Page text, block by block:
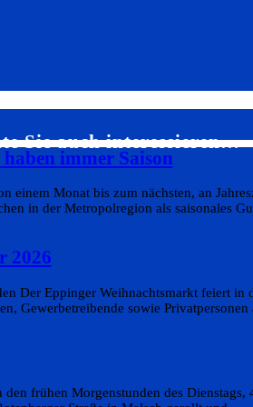
Sie auch interessieren…
immer Saison
Monat bis zum nächsten, an
in der Metropolregion als saisonales
2026
Der Eppinger Weihnachtsmarkt feiert in
Gewerbetreibende sowie Privatpersonen
frühen Morgenstunden des